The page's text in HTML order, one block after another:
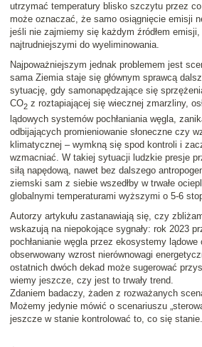
utrzymać temperatury blisko szczytu przez
może oznaczać, że samo osiągnięcie emisji
jeśli nie zajmiemy się każdym źródłem emisji,
najtrudniejszymi do wyeliminowania.
Najpoważniejszym jednak problemem jest
sama Ziemia staje się głównym sprawcą
sytuację, gdy samonapędzające się
CO2 z roztapiającej się wiecznej zmarzliny,
lądowych systemów pochłaniania węgla,
odbijających promieniowanie słoneczne czy
klimatycznej – wymkną się spod kontroli i
wzmacniać. W takiej sytuacji ludzkie presje
siłą napędową, nawet bez dalszego
ziemski sam z siebie wszedłby w trwałe
globalnymi temperaturami wyższymi o 5-6
Autorzy artykułu zastanawiają się, czy
wskazują na niepokojące sygnały: rok 2023
pochłanianie węgla przez ekosystemy lądowe
obserwowany wzrost nierównowagi
ostatnich dwóch dekad może sugerować
wiemy jeszcze, czy jest to trwały trend.
Zdaniem badaczy, żaden z rozważanych
Możemy jedynie mówić o scenariuszu
jeszcze w stanie kontrolować to, co się stanie.